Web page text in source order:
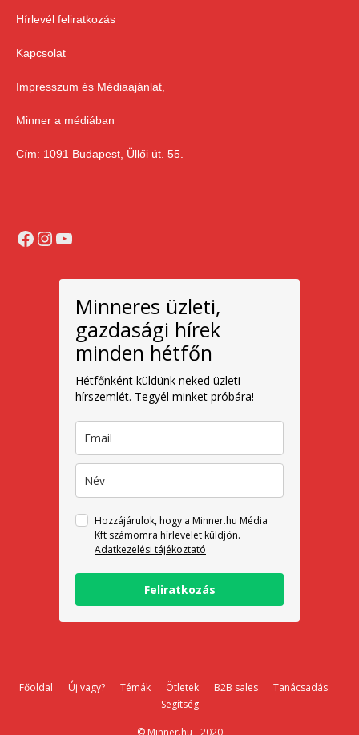
Hírlevél feliratkozás
Kapcsolat
Impresszum és Médiaajánlat,
Minner a médiában
Cím: 1091 Budapest, Üllői út. 55.
Facebook
Instagram
YouTube
Minneres üzleti,
gazdasági hírek
minden hétfőn
Hétfőnként küldünk neked üzleti
hírszemlét. Tegyél minket próbára!
Hozzájárulok, hogy a Minner.hu Média
Kft számomra hírlevelet küldjön.
Adatkezelési tájékoztató
Feliratkozás
Főoldal Új vagy? Témák Ötletek B2B sales
Tanácsadás
Segítség